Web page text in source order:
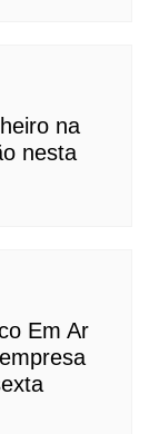
na
nesta
Em Ar